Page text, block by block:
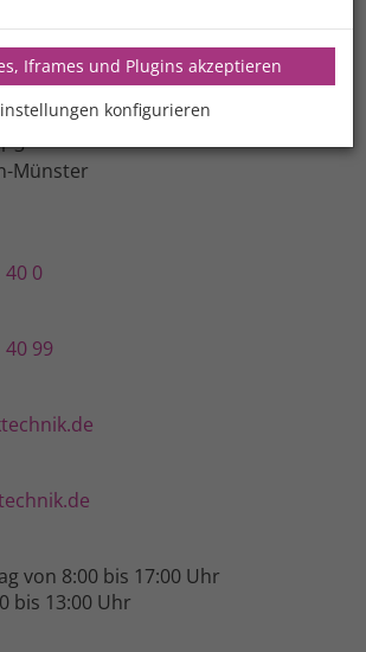
GmbH
3
Münster
40 0
40 99
von 8:00 bis 17:00 Uhr
bis 13:00 Uhr
Iframes und Plugins akzeptieren
konfigurieren